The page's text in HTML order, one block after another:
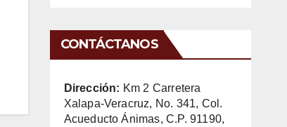
CONTÁCTANOS
Dirección: Km 2 Carretera
Xalapa-Veracruz, No. 341, Col.
Acueducto Ánimas, C.P. 91190,